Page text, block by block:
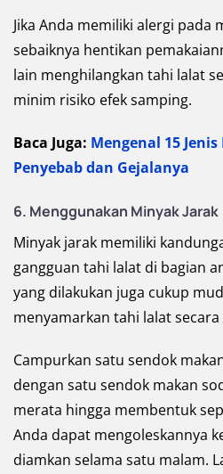
Jika Anda memiliki alergi pada
sebaiknya hentikan
lain menghilangkan tahi lalat
minim risiko efek samping.
Baca Juga: Mengenal 15
Penyebab dan Gejalanya
6. Menggunakan Minyak Jarak
Minyak jarak memiliki
gangguan tahi lalat di bagian
yang dilakukan juga cukup
menyamarkan tahi lalat secara
Campurkan satu sendok
dengan satu sendok makan
merata hingga membentuk
Anda dapat mengoleskannya
diamkan selama satu malam.